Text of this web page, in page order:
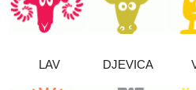
LAV DJEVICA